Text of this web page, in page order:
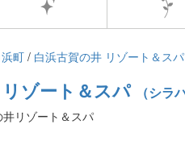
町 / 白浜古賀の井 リゾート＆スパ
ゾート＆スパ （シラ
リゾート＆スパ